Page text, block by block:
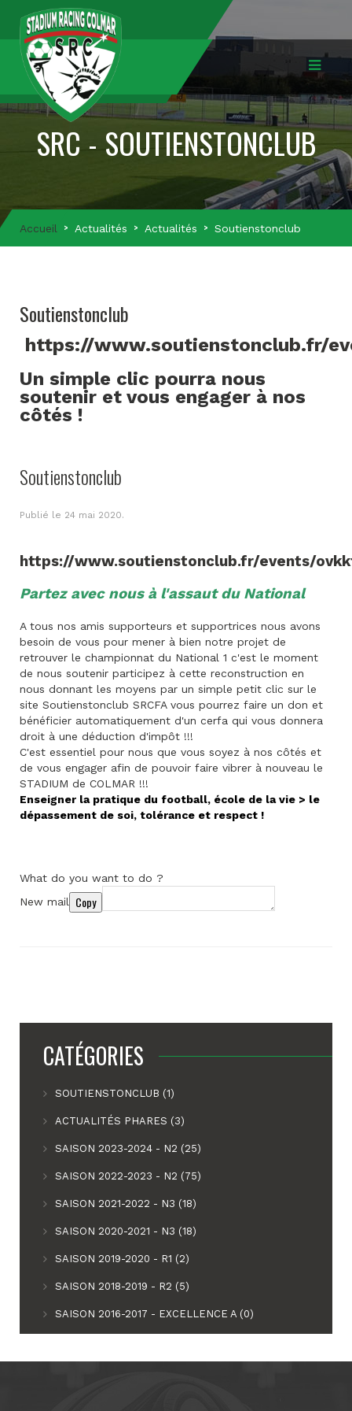
SRC - SOUTIENSTONCLUB
Accueil Actualités Actualités Soutienstonclub
Soutienstonclub
https://www.soutienstonclub.fr/
Un simple clic pourra nous
soutenir et vous engager à nos
côtés !
Soutienstonclub
Publié le 24 mai 2020.
https://www.soutienstonclub.fr/events/
Partez avec nous à l'assaut du National
A tous nos amis supporteurs et supportrices nous avons
besoin de vous pour mener à bien notre projet de
retrouver le championnat du National 1 c'est le moment
de nous soutenir participez à cette reconstruction en
nous donnant les moyens par un simple petit clic sur le
site Soutienstonclub SRCFA vous pourrez faire un don et
bénéficier automatiquement d'un cerfa qui vous donnera
droit à une déduction d'impôt !!!
C'est essentiel pour nous que vous soyez à nos côtés et
de vous engager afin de pouvoir faire vibrer à nouveau le
STADIUM de COLMAR !!!
Enseigner la pratique du football, école de la vie > le
dépassement de soi, tolérance et respect !
What do you want to do ?
New mail
Copy
CATÉGORIES
SOUTIENSTONCLUB (1)
ACTUALITÉS PHARES (3)
SAISON 2023-2024 - N2 (25)
SAISON 2022-2023 - N2 (75)
SAISON 2021-2022 - N3 (18)
SAISON 2020-2021 - N3 (18)
SAISON 2019-2020 - R1 (2)
SAISON 2018-2019 - R2 (5)
SAISON 2016-2017 - EXCELLENCE A (0)